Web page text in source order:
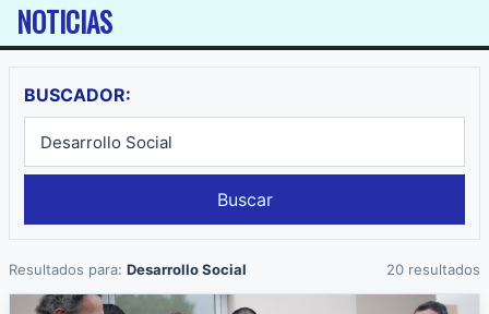
NOTICIAS
BUSCADOR:
Buscar
Resultados para: Desarrollo Social 20 resultados